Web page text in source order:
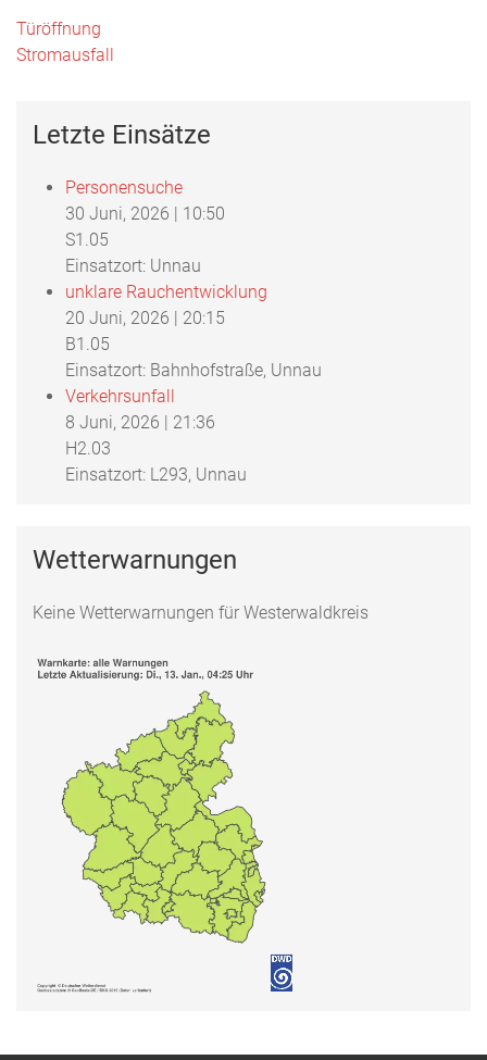
Beitragsnavigation
Türöffnung
Stromausfall
Letzte Einsätze
Personensuche
30 Juni, 2026 | 10:50
S1.05
Einsatzort: Unnau
unklare Rauchentwicklung
20 Juni, 2026 | 20:15
B1.05
Einsatzort: Bahnhofstraße, Unnau
Verkehrsunfall
8 Juni, 2026 | 21:36
H2.03
Einsatzort: L293, Unnau
Wetterwarnungen
Keine Wetterwarnungen für Westerwaldkreis